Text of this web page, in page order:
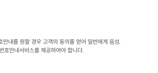
내를 원할 경우 고객의 동의를 얻어 일반에게 음성
호안내서비스를 제공하여야 합니다.